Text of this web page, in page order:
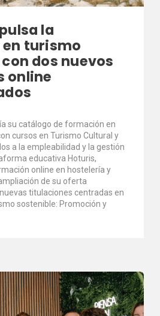
la
turismo
dos nuevos
online
su catálogo de formación en
cursos en Turismo Cultural y
a la empleabilidad y la gestión
educativa Hoturis,
online en hostelería y
de su oferta
titulaciones centradas en
sostenible: Promoción y